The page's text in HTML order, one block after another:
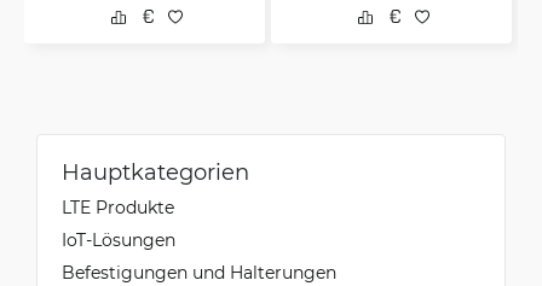
Hauptkategorien
LTE Produkte
IoT-Lösungen
Befestigungen und Halterungen